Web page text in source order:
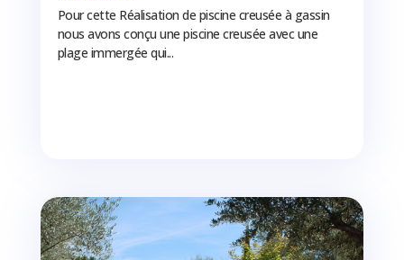
Pour cette Réalisation de piscine creusée à gassin
nous avons conçu une piscine creusée avec une
plage immergée qui...